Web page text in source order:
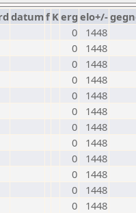
datumf Kerg elo+/-
0
1448
0
1448
0
1448
0
1448
0
1448
0
1448
0
1448
0
1448
0
1448
0
1448
0
1448
0
1448